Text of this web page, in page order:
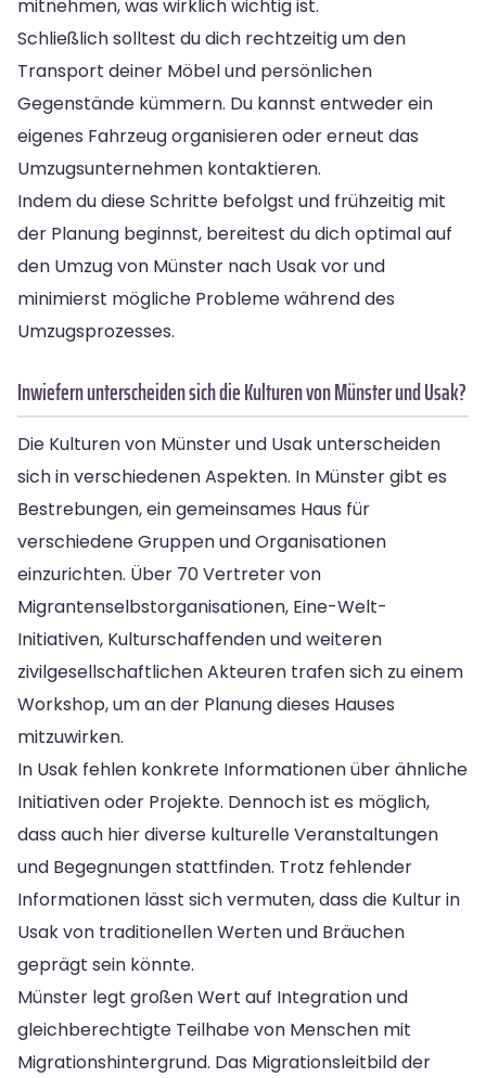
mitnehmen, was wirklich wichtig ist.
Schließlich solltest du dich rechtzeitig um den
Transport deiner Möbel und persönlichen
Gegenstände kümmern. Du kannst entweder ein
eigenes Fahrzeug organisieren oder erneut das
Umzugsunternehmen kontaktieren.
Indem du diese Schritte befolgst und frühzeitig mit
der Planung beginnst, bereitest du dich optimal auf
den Umzug von Münster nach Usak vor und
minimierst mögliche Probleme während des
Umzugsprozesses.
Inwiefern unterscheiden sich die Kulturen von Münster und Usak?
Die Kulturen von Münster und Usak unterscheiden
sich in verschiedenen Aspekten. In Münster gibt es
Bestrebungen, ein gemeinsames Haus für
verschiedene Gruppen und Organisationen
einzurichten. Über 70 Vertreter von
Migrantenselbstorganisationen, Eine-Welt-
Initiativen, Kulturschaffenden und weiteren
zivilgesellschaftlichen Akteuren trafen sich zu einem
Workshop, um an der Planung dieses Hauses
mitzuwirken.
In Usak fehlen konkrete Informationen über ähnliche
Initiativen oder Projekte. Dennoch ist es möglich,
dass auch hier diverse kulturelle Veranstaltungen
und Begegnungen stattfinden. Trotz fehlender
Informationen lässt sich vermuten, dass die Kultur in
Usak von traditionellen Werten und Bräuchen
geprägt sein könnte.
Münster legt großen Wert auf Integration und
gleichberechtigte Teilhabe von Menschen mit
Migrationshintergrund. Das Migrationsleitbild der